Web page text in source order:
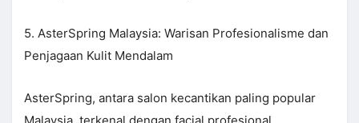
5. AsterSpring Malaysia: Warisan Profesionalisme dan
Penjagaan Kulit Mendalam
AsterSpring, antara salon kecantikan paling popular